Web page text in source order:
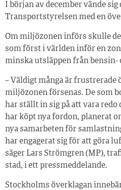
I början av december vände
Transportstyrelsen med en
Om miljözonen införs skulle
som först i världen inför en
minska utsläppen från bensin-
– Väldigt många är frustrerade
miljözonen försenas. De som
har ställt in sig på att vara redo
har köpt nya fordon, planerat
nya samarbeten för
har engagerat sig för att göra
säger Lars Strömgren (MP),
stad, i ett pressmeddelande.
Stockholms överklagan